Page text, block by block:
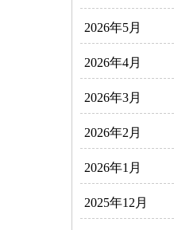
2026年5月
2026年4月
2026年3月
2026年2月
2026年1月
2025年12月